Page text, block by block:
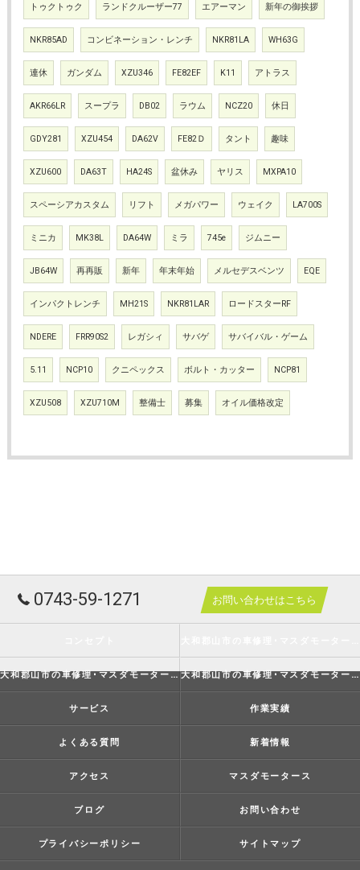
トゥクトゥク ランドクルーザー77 エアーマン 新年の御挨拶
NKR85AD コンビネーション・レンチ NKR81LA WH63G
連休 ガンダム XZU346 FE82EF K11 アトラス
AKR66LR スープラ DB02 ラウム NCZ20 休日
GDY281 XZU454 DA62V FE82Ｄ タント 趣味
XZU600 DA63T HA24S 盆休み ヤリス MXPA10
スペーシアカスタム リフト メガパワー ウェイク LA700S
ミニカ MK38L DA64W ミラ 745e ジムニー
JB64W 再再販 新年 年末年始 メルセデスベンツ EQE
インパクトレンチ MH21S NKR81LAR ロードスターRF
NDERE FRR90S2 レガシィ サバゲ サバイバル・ゲーム
5.11 NCP10 クニペックス ボルト・カッター NCP81
XZU508 XZU710M 整備士 募集 オイル価格改定
0743-59-1271 お問い合わせはこちら
大和郡山市の車修理･マスダモータースの評判 大和郡山市の車修理･マスダモータースのお客様の声
サービス 作業実績
よくある質問 新着情報
アクセス マスダモータース
ブログ お問い合わせ
プライバシーポリシー サイトマップ